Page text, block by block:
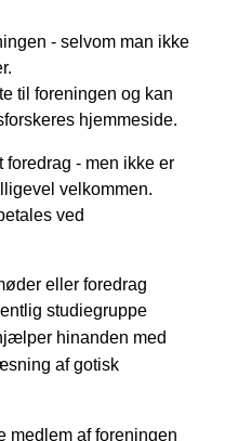
- selvom man ikke
til foreningen og kan
hjemmeside.
foredrag - men ikke er
velkommen.
ved
eller foredrag
studiegruppe
hinanden med
af gotisk
medlem af foreningen